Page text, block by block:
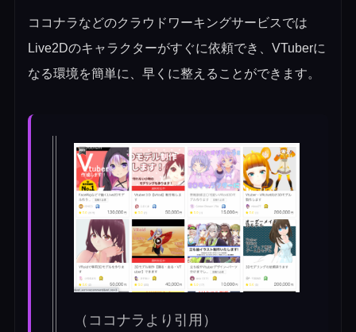
ココナラなどのクラウドワーキングサービスでは
Live2Dのキャラクターがすぐに依頼でき、VTuberに
なる環境を簡単に、早くに整えることができます。
（ココナラより引用）